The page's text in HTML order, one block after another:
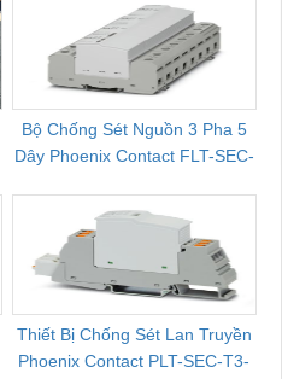
Bộ Chống Sét Nguồn 3 Pha 5
Dây Phoenix Contact FLT-SEC-
Thiết Bị Chống Sét Lan Truyền
Phoenix Contact PLT-SEC-T3-